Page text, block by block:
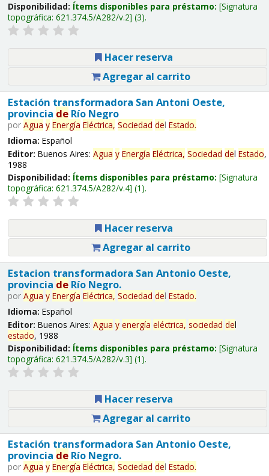
Disponibilidad: Ítems disponibles para préstamo: Signatura
topográfica: 621.374.5/A282/v.2 (3).
Hacer reserva
Agregar al carrito
Estación transformadora San Antoni Oeste,
provincia deRío Negro
por Agua y Energía Eléctrica, Sociedad del Estado.
Idioma: Español
Editor: Buenos Aires: Agua y Energía Eléctrica, Sociedad del Estado,
1988
Disponibilidad: Ítems disponibles para préstamo: Signatura
topográfica: 621.374.5/A282/v.4 (1).
Hacer reserva
Agregar al carrito
Estacion transformadora San Antonio Oeste,
provincia deRío Negro.
por Agua y Energía Eléctrica, Sociedad del Estado.
Idioma: Español
Editor: Buenos Aires: Agua y energía eléctrica, sociedad del
estado, 1988
Disponibilidad: Ítems disponibles para préstamo: Signatura
topográfica: 621.374.5/A282/v.3 (1).
Hacer reserva
Agregar al carrito
Estación transformadora San Antonio Oeste,
provincia deRío Negro.
por Agua y Energía Eléctrica, Sociedad del Estado.